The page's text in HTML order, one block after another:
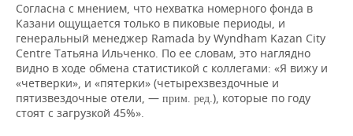
Согласна с мнением, что нехватка номерного фонда в
Казани ощущается только в пиковые периоды, и
генеральный менеджер Ramada by Wyndham Kazan City
Centre Татьяна Ильченко. По ее словам, это наглядно
видно в ходе обмена статистикой с коллегами: «Я вижу и
«четверки», и «пятерки» (четырехзвездочные и
пятизвездочные отели, — прим. ред.), которые по году
стоят с загрузкой 45%».